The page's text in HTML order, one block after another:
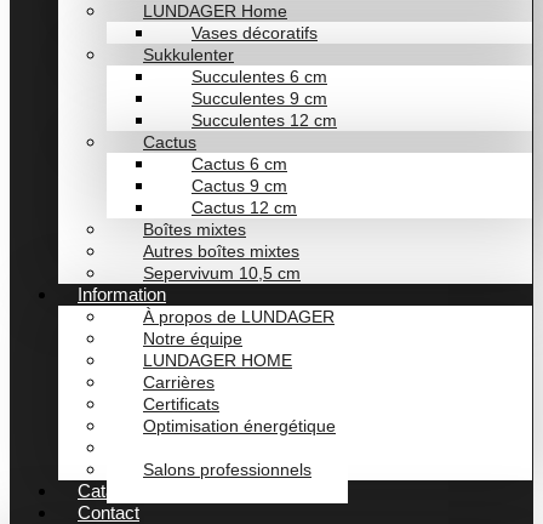
LUNDAGER Home
Vases décoratifs
Sukkulenter
Succulentes 6 cm
Succulentes 9 cm
Succulentes 12 cm
Cactus
Cactus 6 cm
Cactus 9 cm
Cactus 12 cm
Boîtes mixtes
Autres boîtes mixtes
Sepervivum 10,5 cm
Information
À propos de LUNDAGER
Notre équipe
LUNDAGER HOME
Carrières
Certificats
Optimisation énergétique
Salons professionnels
Catalogue
Contact